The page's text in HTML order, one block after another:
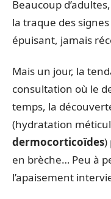
Beaucoup
la traque des
épuisant, jamais
Mais un jour, la
consultation où le
temps, la
(hydratation
dermocorticoïdes)
en brèche… Peu à
l’apaisement